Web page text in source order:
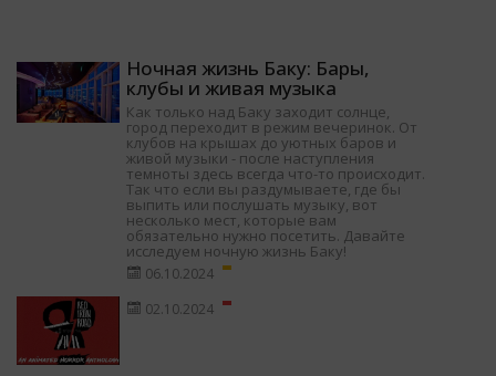
Ночная жизнь Баку: Бары,
клубы и живая музыка
Как только над Баку заходит солнце,
город переходит в режим вечеринок. От
клубов на крышах до уютных баров и
живой музыки - после наступления
темноты здесь всегда что-то происходит.
Так что если вы раздумываете, где бы
выпить или послушать музыку, вот
несколько мест, которые вам
обязательно нужно посетить. Давайте
исследуем ночную жизнь Баку!
06.10.2024
02.10.2024